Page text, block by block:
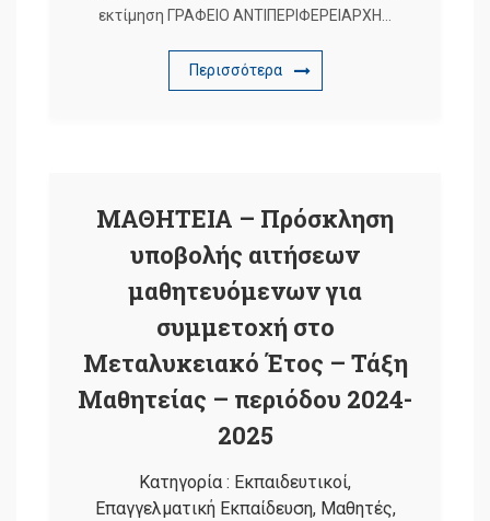
εκτίμηση ΓΡΑΦΕΙΟ ΑΝΤΙΠΕΡΙΦΕΡΕΙΑΡΧΗ…
Περισσότερα
ΜΑΘΗΤΕΙΑ – Πρόσκληση
υποβολής αιτήσεων
μαθητευόμενων για
συμμετοχή στο
Μεταλυκειακό Έτος – Τάξη
Μαθητείας – περιόδου 2024-
2025
Κατηγορία : Εκπαιδευτικοί,
Επαγγελματική Εκπαίδευση, Μαθητές,